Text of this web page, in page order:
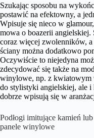
Szukając sposobu na
postawić na efektowny, a
Wpisuje się nieco w
mowa o boazerii angielskiej.
coraz więcej zwolenników,
ściany można dodatkowo
Oczywiście to niejedyna
zdecydować się także na
winylowe, np. z kwiatowym
do stylistyki angielskiej, ale i
dobrze wpisują się w
Podłogi imitujące kamień
panele winylowe